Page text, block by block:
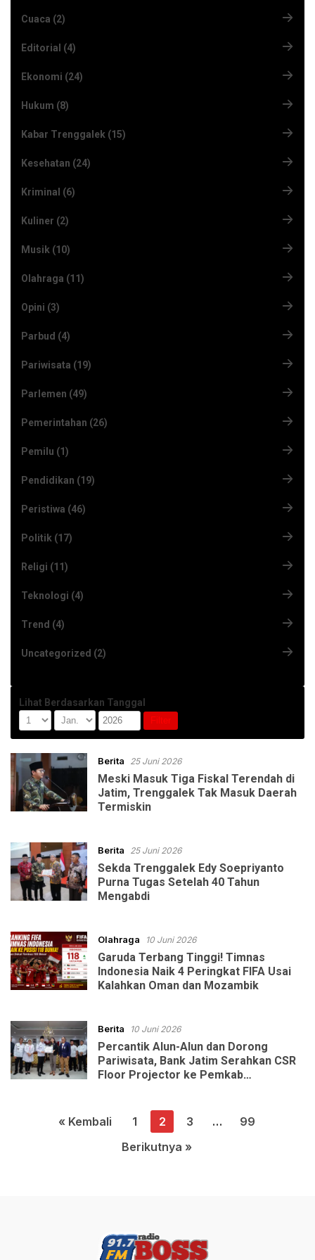
Cuaca (2)
Editorial (4)
Ekonomi (24)
Hukum (8)
Kabar Trenggalek (15)
Kesehatan (24)
Kriminal (6)
Kuliner (2)
Musik (10)
Olahraga (11)
Opini (3)
Parbud (4)
Pariwisata (19)
Parlemen (49)
Pemerintahan (26)
Pemilu (1)
Pendidikan (19)
Peristiwa (46)
Politik (17)
Religi (11)
Teknologi (4)
Trend (4)
Uncategorized (2)
Lihat Berdasarkan Tanggal
Berita 25 Juni 2026
Meski Masuk Tiga Fiskal Terendah di
Jatim, Trenggalek Tak Masuk Daerah
Termiskin
Berita 25 Juni 2026
Sekda Trenggalek Edy Soepriyanto
Purna Tugas Setelah 40 Tahun
Mengabdi
Olahraga 10 Juni 2026
Garuda Terbang Tinggi! Timnas
Indonesia Naik 4 Peringkat FIFA Usai
Kalahkan Oman dan Mozambik
Berita 10 Juni 2026
Percantik Alun-Alun dan Dorong
Pariwisata, Bank Jatim Serahkan CSR
Floor Projector ke Pemkab
Paginasi« Kembali 1 2 3 …
99
Berikutnya »